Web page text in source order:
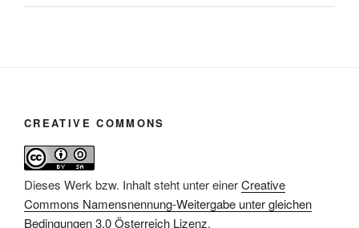
CREATIVE COMMONS
Dieses Werk bzw. Inhalt steht unter einerCreative
Commons Namensnennung-Weitergabe unter gleichen
Bedingungen 3.0 Österreich Lizenz.